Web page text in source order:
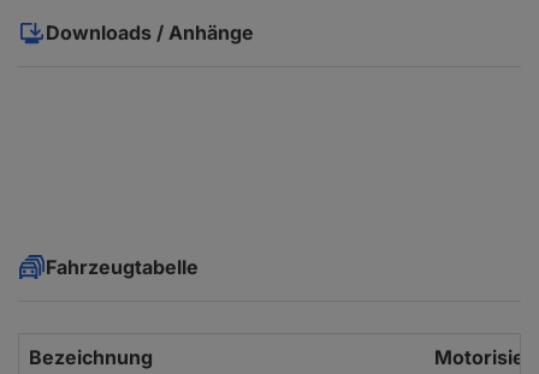
Downloads / Anhänge
Fahrzeugtabelle
Bezeichnung